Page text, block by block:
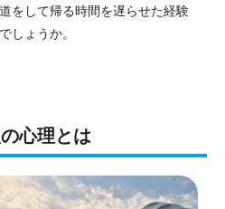
をして帰る時間を遅らせた経験
しょうか。
心理とは